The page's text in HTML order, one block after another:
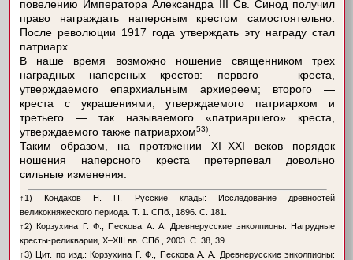
повелению Императора Александра III Св. Синод получил
право награждать наперсным крестом самостоятельно.
После революции 1917 года утверждать эту награду стал
патриарх.
В наше время возможно ношение священником трех
наградных наперсных крестов: первого — креста,
утверждаемого епархиальным архиереем; второго —
креста с украшениями, утверждаемого патриархом и
третьего — так называемого «патриаршего» креста,
утверждаемого также патриархом53)
Таким образом, на протяжении XI–XXI веков порядок
ношения наперсного креста претерпевал довольно
сильные изменения.
↑ 1) Кондаков Н. П. Русские клады: Исследование древностей
великокняжеского периода. Т. 1. СПб., 1896. С. 181.
↑2) Корзухина Г. Ф., Пескова А. А. Древнерусские энколпионы: Нагрудные
кресты-реликварии, X–XIII вв. СПб., 2003. С. 38, 39.
↑3) Цит. по изд.: Корзухина Г. Ф., Пескова А. А. Древнерусские энколпионы: